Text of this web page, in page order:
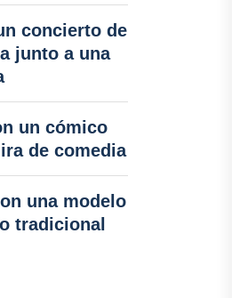
concierto de
junto a una
un cómico
de comedia
una modelo
tradicional